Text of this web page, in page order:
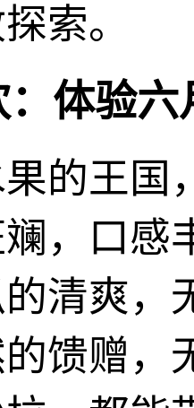
索。
体验
的王国
，口感
清爽，
馈赠，